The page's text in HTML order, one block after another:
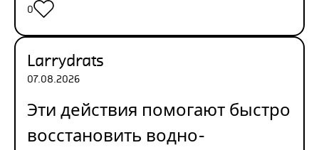
0
Larrydrats
07.08.2026
Эти действия помогают быстро
восстановить водно-